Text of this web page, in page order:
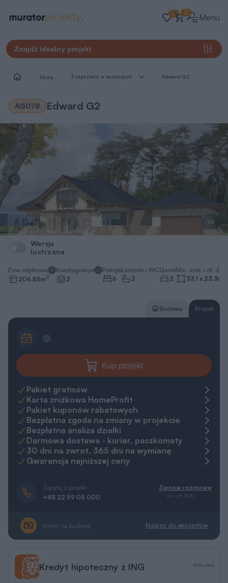
0 0 Menu
Znajdź idealny projekt
Domy Znajdziesz w kolekcjach Edward G2
AG078 Edward G2
1/5
Wersja
lustrzana
Pow. użytkowa
206,85m2
Kondygnacje
2
Pokoje
6
Łazienki i WC
2
Garaż
2
Min. szer. i dł.
33,1 x 23,3m
Budowa Projekt
Kup projekt
Pakiet gratisów
Karta zniżkowa HomeProfit
Pakiet kuponów rabatowych
Bezpłatna zgoda na zmiany w projekcie
Bezpłatna analiza działki
Darmowa dostawa - kurier, paczkomaty
30 dni na zwrot, 365 dni na wymianę
Gwarancja najniższej ceny
Zapytaj o projekt
+48 22 59 05 000
Zamów rozmowę
pn.-pt. 8-20
Kredyt na budowę Napisz do ekspertów
Kredyt hipoteczny z ING REKLAMA